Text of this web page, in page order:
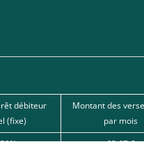
débiteur
(fixe)
Montant des
par mois
62,67 €